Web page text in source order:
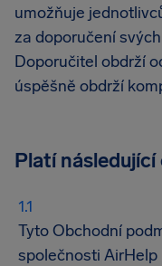
umožňuje
za doporučení
Doporučitel obdrží
úspěšně obdrží
Platí
Tyto Obchodní
společnosti AirHelp